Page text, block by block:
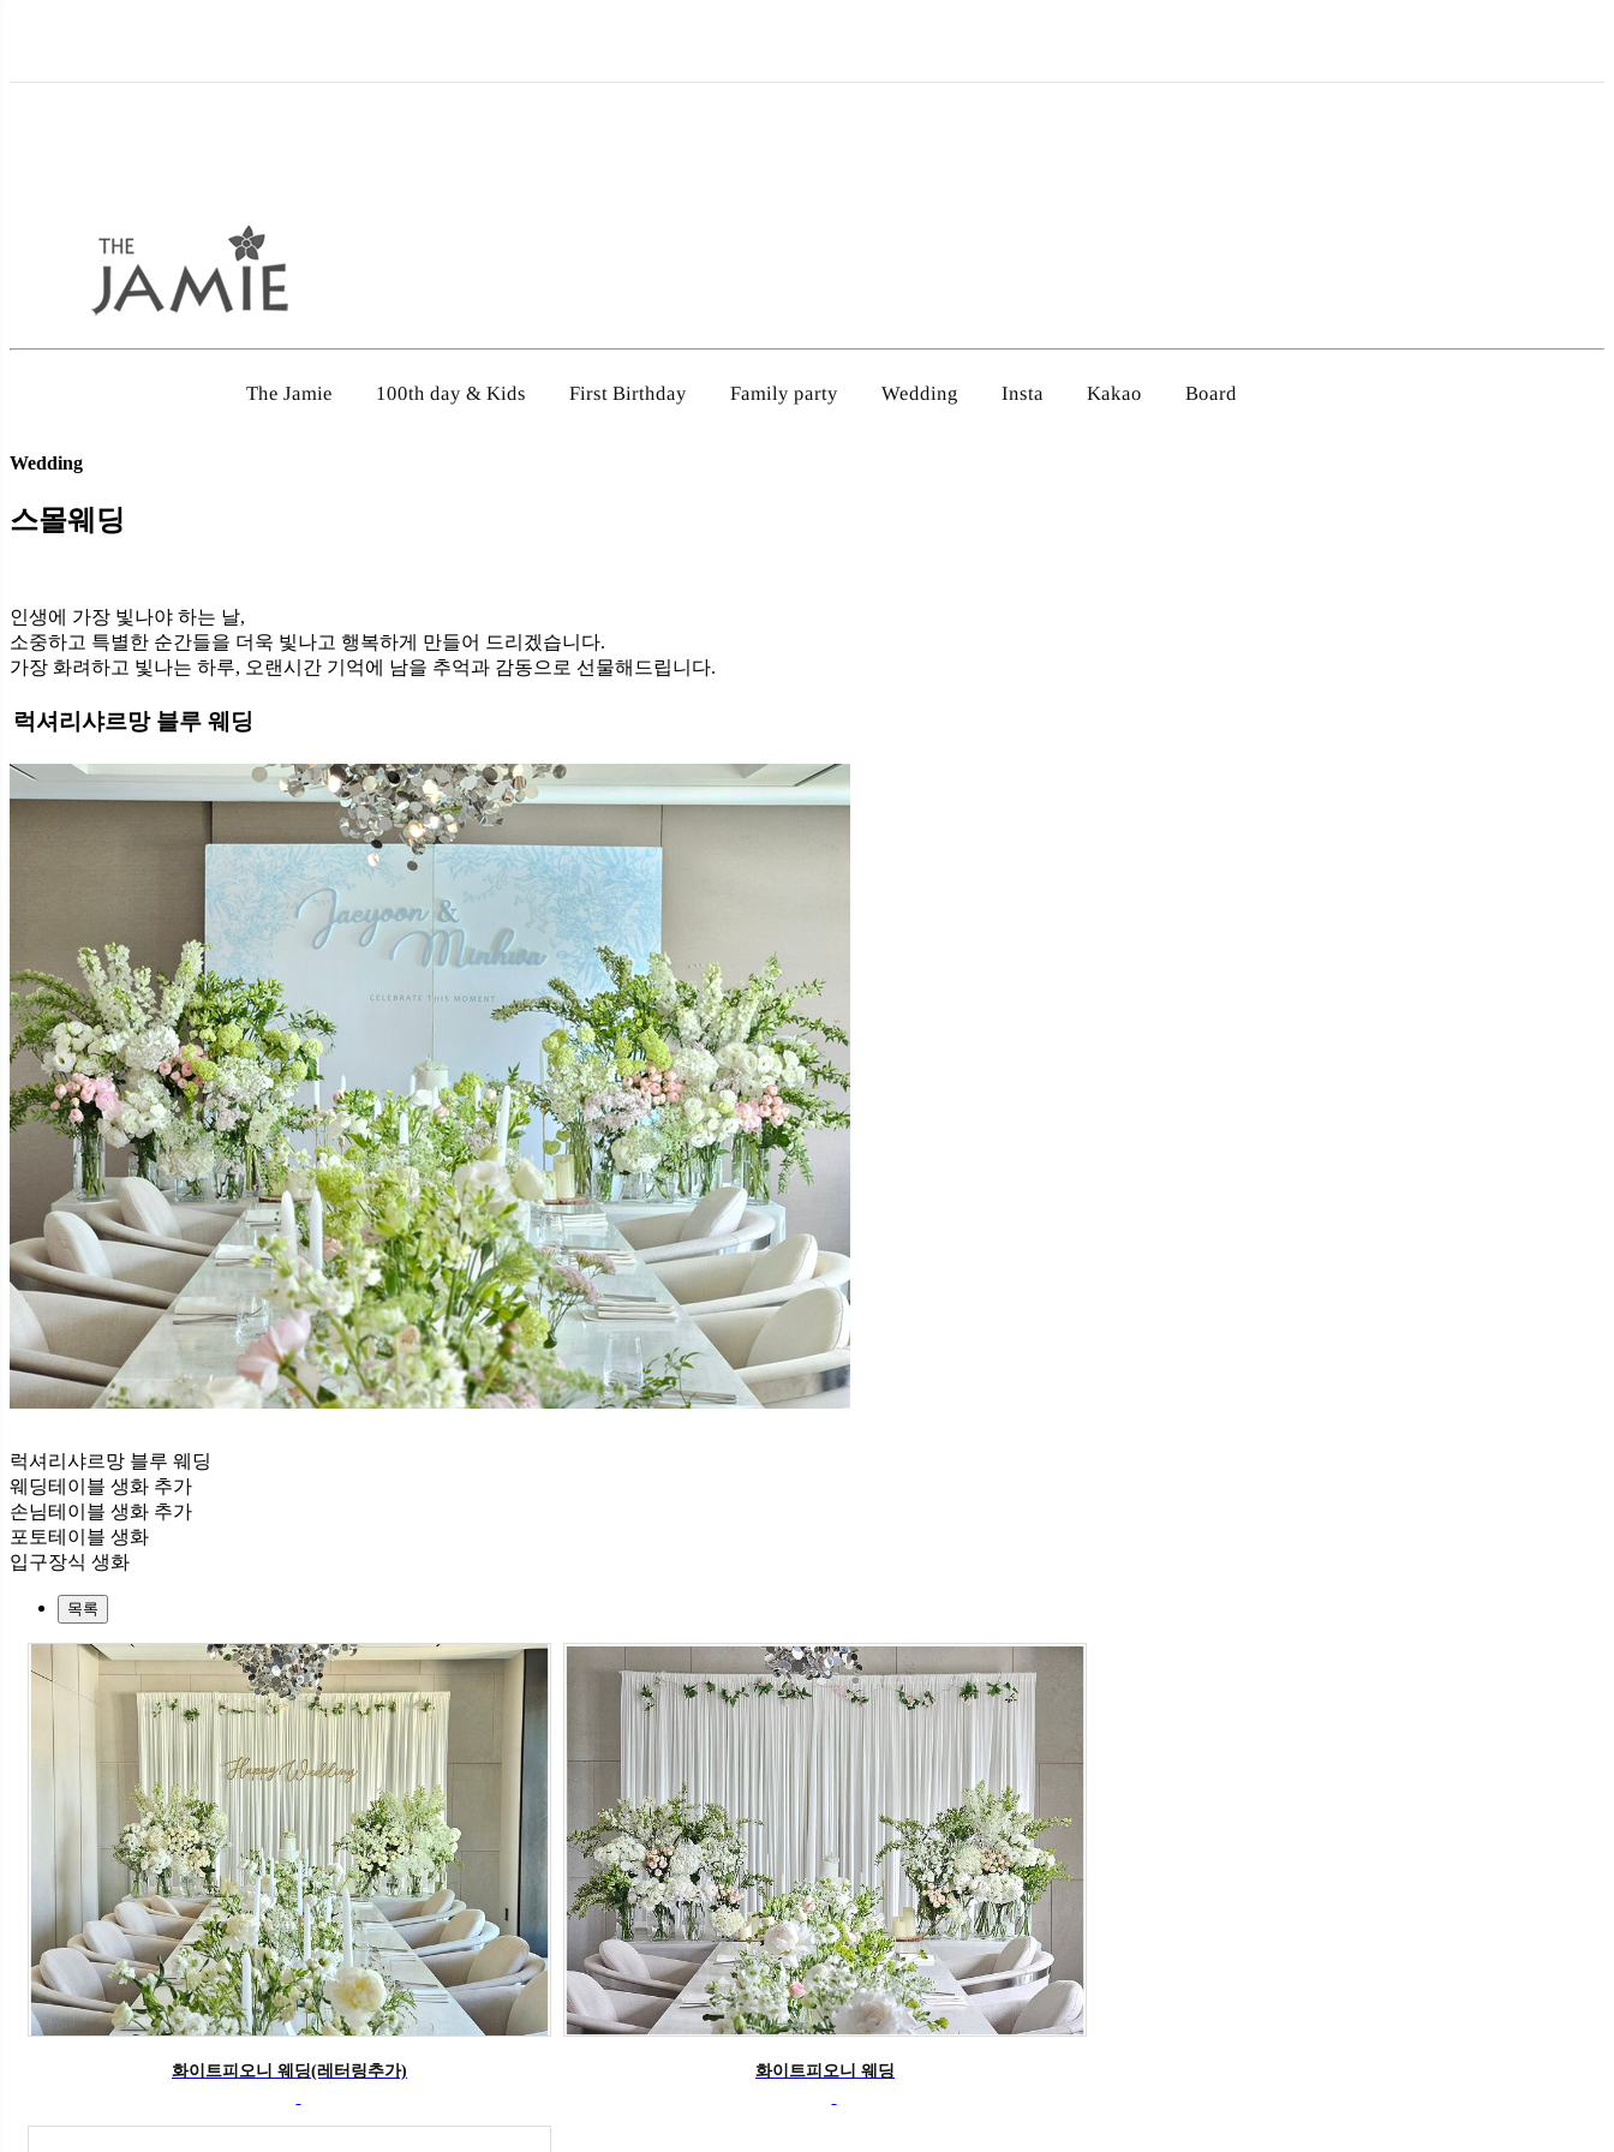
The Jamie 100th day & Kids First Birthday Family party Wedding Insta Kakao Board
Wedding
스몰웨딩
인생에 가장 빛나야 하는 날,
소중하고 특별한 순간들을 더욱 빛나고 행복하게 만들어 드리겠습니다.
가장 화려하고 빛나는 하루, 오랜시간 기억에 남을 추억과 감동으로 선물해드립니다.
럭셔리샤르망 블루 웨딩
럭셔리샤르망 블루 웨딩
웨딩테이블 생화 추가
손님테이블 생화 추가
포토테이블 생화
입구장식 생화
목록
화이트피오니 웨딩(레터링추가) 화이트피오니 웨딩